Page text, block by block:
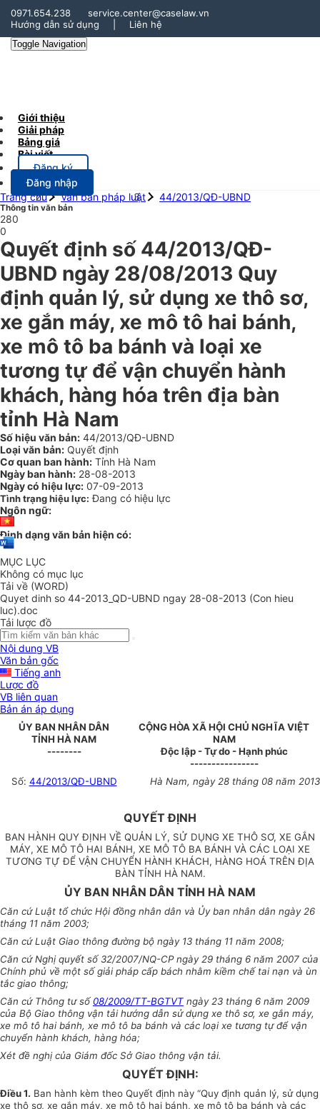
0971.654.238
service.center@caselaw.vn
Hướng dẫn sử dụng
Liên hệ
Toggle Navigation
Giới thiệu
Giải pháp
Bảng giá
Bài viết
Đăng ký
Đăng nhập
Trang chủ
Văn bản pháp luật 44/2013/QĐ-UBND
Thông tin văn bản
280
0
Quyết định số 44/2013/QĐ-
UBND ngày 28/08/2013 Quy
định quản lý, sử dụng xe thô sơ,
xe gắn máy, xe mô tô hai bánh,
xe mô tô ba bánh và loại xe
tương tự để vận chuyển hành
khách, hàng hóa trên địa bàn
tỉnh Hà Nam
Số hiệu văn bản: 44/2013/QĐ-UBND
Loại văn bản: Quyết định
Cơ quan ban hành: Tỉnh Hà Nam
Ngày ban hành: 28-08-2013
Ngày có hiệu lực: 07-09-2013
Tình trạng hiệu lực: Đang có hiệu lực
Ngôn ngữ:
Định dạng văn bản hiện có:
MỤC LỤC
Không có mục lục
Tải về (WORD)
Quyet dinh so 44-2013_QD-UBND ngay 28-08-2013 (Con hieu
luc).doc
Tải lược đồ
Nội dung VB
Văn bản gốc
Tiếng anh
Lược đồ
VB liên quan
Bản án áp dụng
ỦY BAN NHÂN DÂN
TỈNH HÀ NAM
--------
CỘNG HÒA XÃ HỘI CHỦ NGHĨA VIỆT
NAM
Độc lập - Tự do - Hạnh phúc
----------------
Số: 44/2013/QĐ-UBND Hà Nam, ngày 28 tháng 08 năm 2013
QUYẾT ĐỊNH
BAN HÀNH QUY ĐỊNH VỀ QUẢN LÝ, SỬ DỤNG XE THÔ SƠ, XE GẮN
MÁY, XE MÔ TÔ HAI BÁNH, XE MÔ TÔ BA BÁNH VÀ CÁC LOẠI XE
TƯƠNG TỰ ĐỂ VẬN CHUYỂN HÀNH KHÁCH, HÀNG HOÁ TRÊN ĐỊA
BÀN TỈNH HÀ NAM.
ỦY BAN NHÂN DÂN TỈNH HÀ NAM
Căn cứ Luật tổ chức Hội đồng nhân dân và Ủy ban nhân dân ngày 26
tháng 11 năm 2003;
Căn cứ Luật Giao thông đường bộ ngày 13 tháng 11 năm 2008;
Căn cứ Nghị quyết số 32/2007/NQ-CP ngày 29 tháng 6 năm 2007 của
Chính phủ về một số giải pháp cấp bách nhằm kiềm chế tai nạn và ùn
tắc giao thông;
Căn cứ Thông tư số 08/2009/TT-BGTVT ngày 23 tháng 6 năm 2009
của Bộ Giao thông vận tải hướng dẫn sử dụng xe thô sơ, xe gắn máy,
xe mô tô hai bánh, xe mô tô ba bánh và các loại xe tương tự để vận
chuyển hành khách, hàng hóa;
Xét đề nghị của Giám đốc Sở Giao thông vận tải.
QUYẾT ĐỊNH:
Điều 1. Ban hành kèm theo Quyết định này “Quy định quản lý, sử dụng
xe thô sơ, xe gắn máy, xe mô tô hai bánh, xe mô tô ba bánh và các